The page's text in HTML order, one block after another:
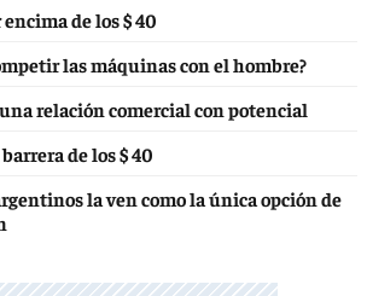
de los $ 40
las máquinas con el hombre?
relación comercial con potencial
de los $ 40
la ven como la única opción de